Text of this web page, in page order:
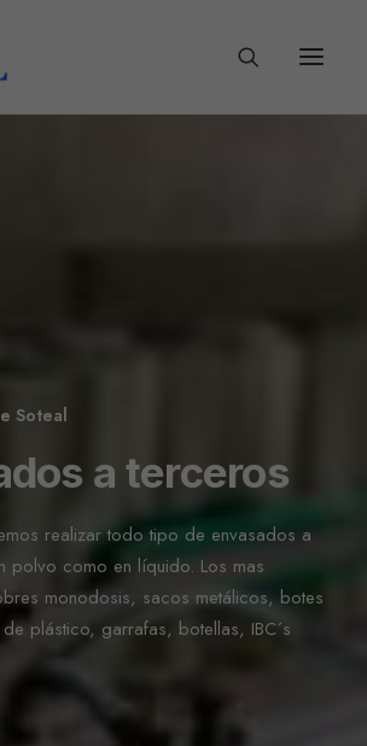
Soteal
a terceros
realizar todo tipo de envasados a
polvo como en líquido. Los mas
monodosis, sacos metálicos, botes
plástico, garrafas, botellas, IBC´s